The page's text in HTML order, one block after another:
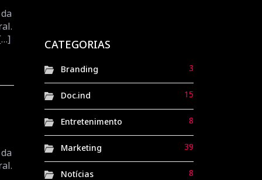
8 meses atrás
CATEGORIAS
Branding 3
Doc.ind 15
Entretenimento 8
Marketing 39
Notícias 8